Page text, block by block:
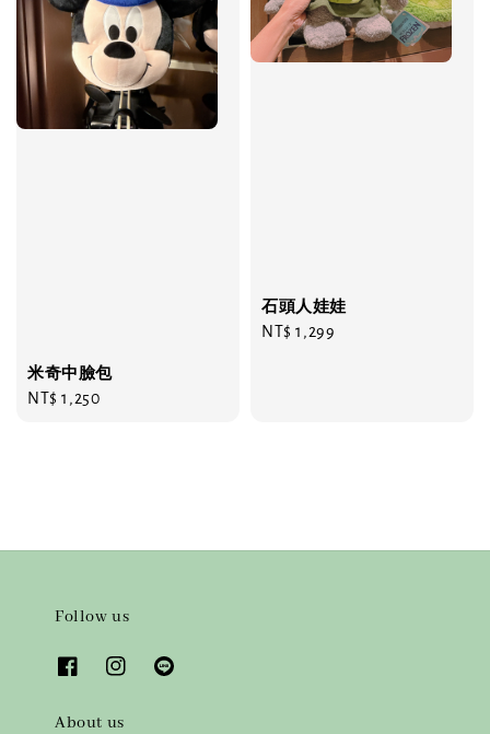
米奇中臉包
Regular
NT$ 1,250
石頭人娃娃
Regular
NT$ 1,299
Follow us
About us